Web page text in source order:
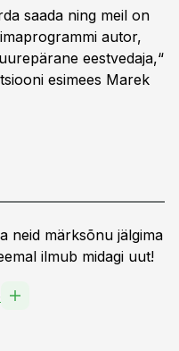
saada ning meil on
autor,
eestvedaja,“
esimees Marek
neid märksõnu jälgima
ilmub midagi uut!